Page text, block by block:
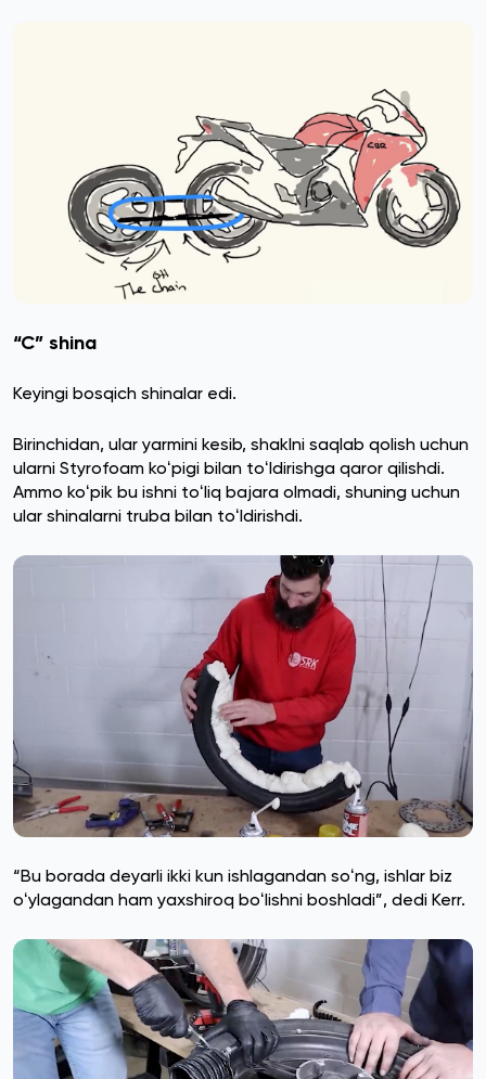
“C” shina
Keyingi bosqich shinalar edi.
Birinchidan, ular yarmini kesib, shaklni saqlab qolish uchun
ularni Styrofoam koʻpigi bilan toʻldirishga qaror qilishdi.
Ammo koʻpik bu ishni toʻliq bajara olmadi, shuning uchun
ular shinalarni truba bilan toʻldirishdi.
“Bu borada deyarli ikki kun ishlagandan soʻng, ishlar biz
oʻylagandan ham yaxshiroq boʻlishni boshladi”, dedi Kerr.